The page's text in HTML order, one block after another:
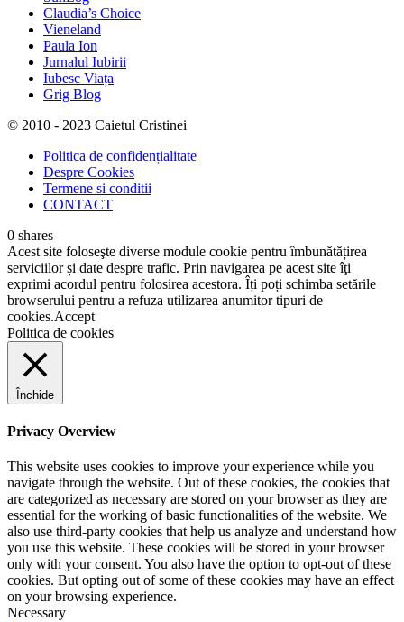
Claudia’s Choice
Vieneland
Paula Ion
Jurnalul Iubirii
Iubesc Viața
Grig Blog
© 2010 - 2023 Caietul Cristinei
Politica de confidențialitate
Despre Cookies
Termene si conditii
CONTACT
0 shares
Acest site foloseşte diverse module cookie pentru îmbunătățirea
serviciilor și date despre trafic. Prin navigarea pe acest site îţi
exprimi acordul pentru folosirea acestora. Îți poți schimba setările
browserului pentru a refuza utilizarea anumitor tipuri de
cookies.Accept
Politica de cookies
Închide
Privacy Overview
This website uses cookies to improve your experience while you
navigate through the website. Out of these cookies, the cookies that
are categorized as necessary are stored on your browser as they are
essential for the working of basic functionalities of the website. We
also use third-party cookies that help us analyze and understand how
you use this website. These cookies will be stored in your browser
only with your consent. You also have the option to opt-out of these
cookies. But opting out of some of these cookies may have an effect
on your browsing experience.
Necessary